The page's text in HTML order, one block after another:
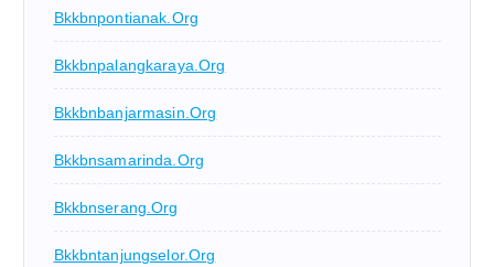
Bkkbnpontianak.org
Bkkbnpalangkaraya.org
Bkkbnbanjarmasin.org
Bkkbnsamarinda.org
Bkkbnserang.org
Bkkbntanjungselor.org